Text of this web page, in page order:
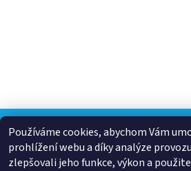
2026 © B.B. SPORT s.r.o.,
Používáme cookies, abychom Vám
prohlížení webu a díky analýze
zlepšovali jeho funkce, výkon a